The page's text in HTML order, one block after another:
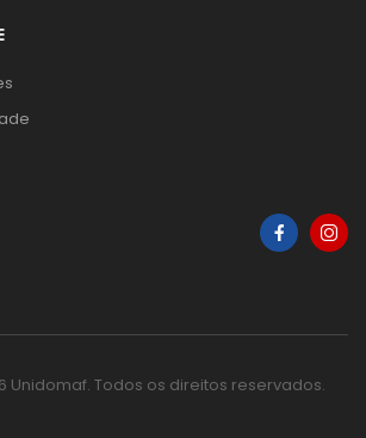
Unidomaf. Todos os direitos reservados.